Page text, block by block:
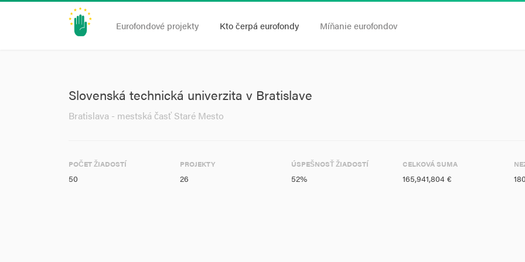
Eurofondové projekty Kto čerpá eurofondy Míňanie eurofondov
Slovenská technická univerzita v Bratislave
Bratislava - mestská časť Staré Mesto
POČET ŽIADOSTÍ
50
PROJEKTY
26
ÚSPEŠNOSŤ ŽIADOSTÍ
52%
CELKOVÁ SUMA
165,941,804 €